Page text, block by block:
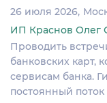
26 июля 2026
ИП Краснов Олег
Проводить
банковских карт,
сервисам банка.
постоянный поток